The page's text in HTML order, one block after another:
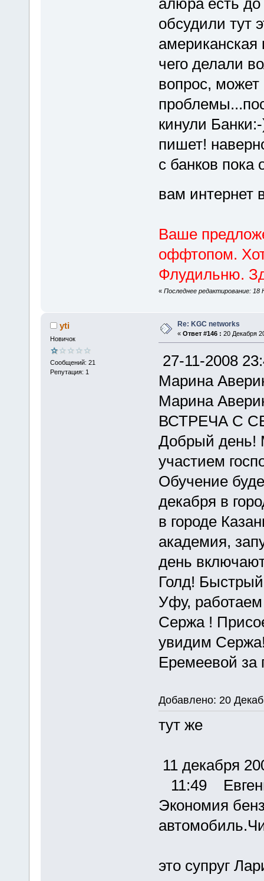
обсудили тут
американская
чего делали
вопрос,
кинули
пишет!
с банков пока
вам интернет
Ваше
оффтопом.
Флудильню.
« Последнее редактирование: 18
yti
Новичок
Сообщений: 21
Репутация: 1
Re: KGC networks
« Ответ #146 : 20 Декабря
27-11-2008
Марина
Марина
ВСТРЕЧА С
Добрый день!
участием
Обучение
декабря в
в городе
академия,
день
Голд!
Уфу, работаем
Сержа !
увидим
Еремеевой за
Добавлено: 20
тут же
11 декабря
11:49
Экономия
это супруг